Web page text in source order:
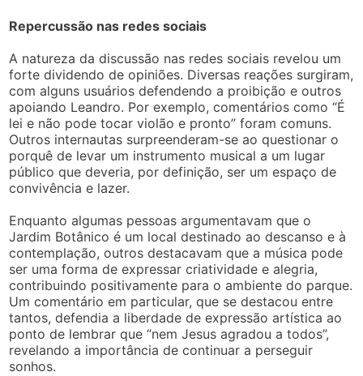
Repercussão nas redes sociais
A natureza da discussão nas redes sociais revelou um
forte dividendo de opiniões. Diversas reações surgiram,
com alguns usuários defendendo a proibição e outros
apoiando Leandro. Por exemplo, comentários como “É
lei e não pode tocar violão e pronto” foram comuns.
Outros internautas surpreenderam-se ao questionar o
porquê de levar um instrumento musical a um lugar
público que deveria, por definição, ser um espaço de
convivência e lazer.
Enquanto algumas pessoas argumentavam que o
Jardim Botânico é um local destinado ao descanso e à
contemplação, outros destacavam que a música pode
ser uma forma de expressar criatividade e alegria,
contribuindo positivamente para o ambiente do parque.
Um comentário em particular, que se destacou entre
tantos, defendia a liberdade de expressão artística ao
ponto de lembrar que “nem Jesus agradou a todos”,
revelando a importância de continuar a perseguir
sonhos.